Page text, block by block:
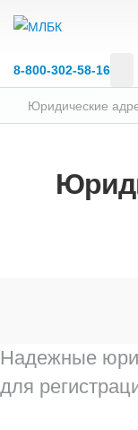
8‑800‑302‑58‑16
Юридические
Надежные
для